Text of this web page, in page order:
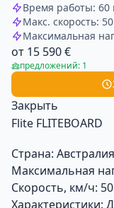
Время работы: 60
Макс. скорость:
Максимальная
от 15 590 €
предложений: 1
Закрыть
Flite FLITEBOARD
Страна: Австралия
Максимальная
Скорость, км/ч: 50
Характеристики: